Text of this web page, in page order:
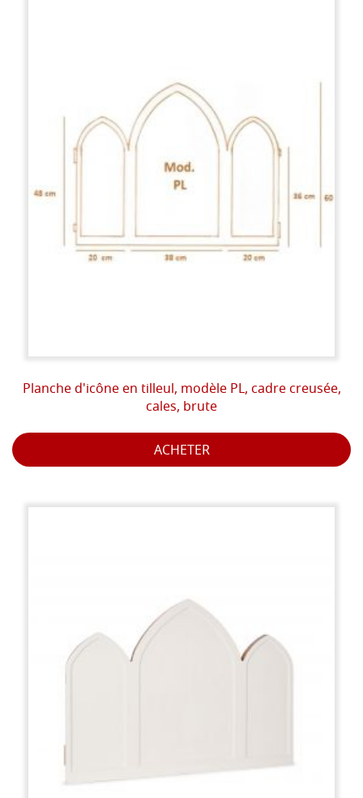
Planche d'icône en tilleul, modèle PL, cadre creusée,
cales, brute
ACHETER